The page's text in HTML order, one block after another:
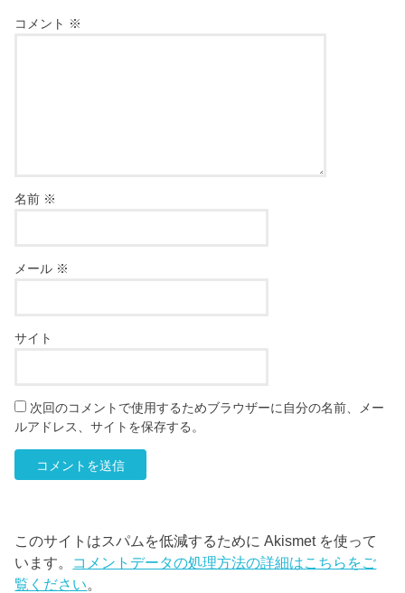
コメント ※
名前 ※
メール ※
サイト
次回のコメントで使用するためブラウザーに自分の名前、メー
ルアドレス、サイトを保存する。
このサイトはスパムを低減するために Akismet を使って
います。 コメントデータの処理方法の詳細はこちらをご
覧ください。